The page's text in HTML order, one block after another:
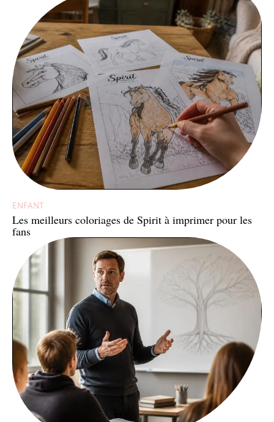
ENFANT
Les meilleurs coloriages de Spirit à imprimer pour les
fans